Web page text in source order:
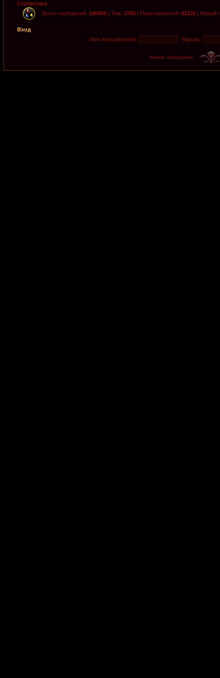
Статистика
Всего сообщений: 105965 | Тем: 3755 | Пользователей: 82118 | Новый
Вход
Имя пользователя:
Пароль:
Новые сообщения